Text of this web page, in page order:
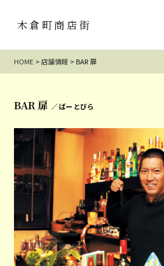
木倉町商店街
HOME>店舗情報 >BAR 扉
BAR 扉 ／ ばー とびら